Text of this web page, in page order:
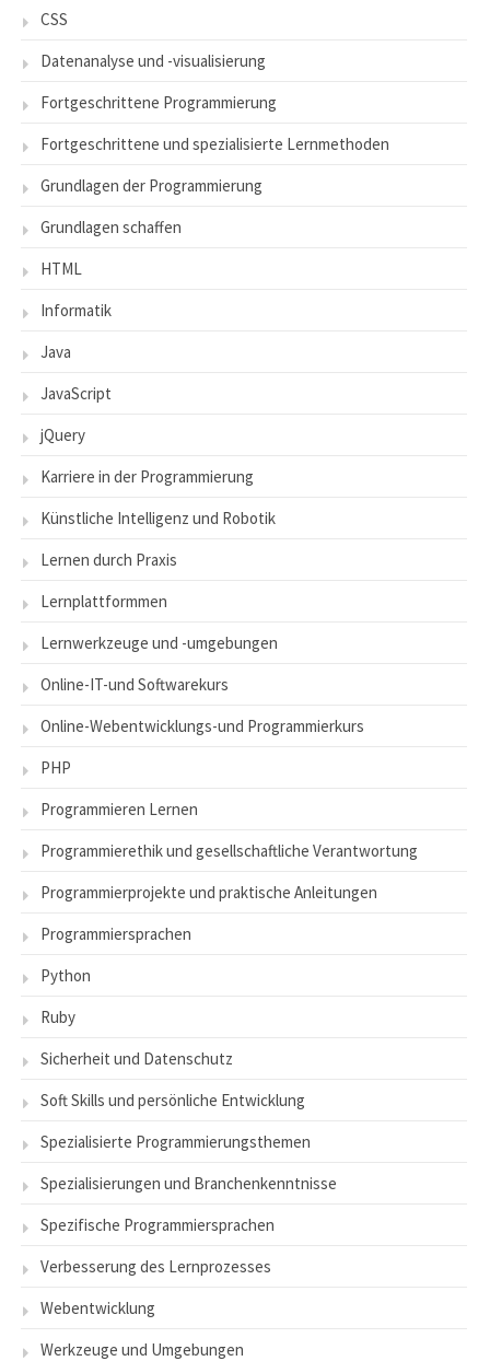
CSS
Datenanalyse und -visualisierung
Fortgeschrittene Programmierung
Fortgeschrittene und spezialisierte Lernmethoden
Grundlagen der Programmierung
Grundlagen schaffen
HTML
Informatik
Java
JavaScript
jQuery
Karriere in der Programmierung
Künstliche Intelligenz und Robotik
Lernen durch Praxis
Lernplattformmen
Lernwerkzeuge und -umgebungen
Online-IT-und Softwarekurs
Online-Webentwicklungs-und Programmierkurs
PHP
Programmieren Lernen
Programmierethik und gesellschaftliche Verantwortung
Programmierprojekte und praktische Anleitungen
Programmiersprachen
Python
Ruby
Sicherheit und Datenschutz
Soft Skills und persönliche Entwicklung
Spezialisierte Programmierungsthemen
Spezialisierungen und Branchenkenntnisse
Spezifische Programmiersprachen
Verbesserung des Lernprozesses
Webentwicklung
Werkzeuge und Umgebungen